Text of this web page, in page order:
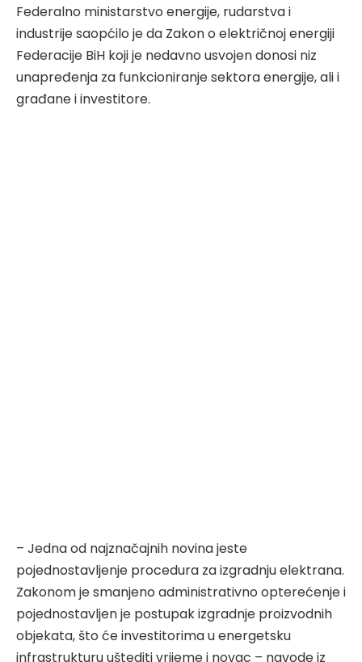
Federalno ministarstvo energije, rudarstva i
industrije saopćilo je da Zakon o električnoj energiji
Federacije BiH koji je nedavno usvojen donosi niz
unapređenja za funkcioniranje sektora energije, ali i
građane i investitore.
– Jedna od najznačajnih novina jeste
pojednostavljenje procedura za izgradnju elektrana.
Zakonom je smanjeno administrativno opterećenje i
pojednostavljen je postupak izgradnje proizvodnih
objekata, što će investitorima u energetsku
infrastrukturu uštediti vrijeme i novac – navode iz